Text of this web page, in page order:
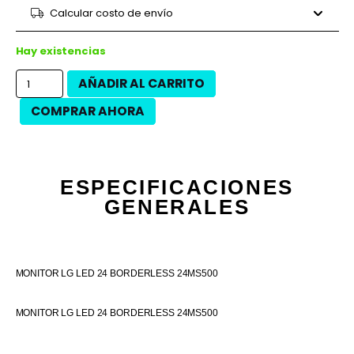
12 cuotas $388.600
9 cuotasCalcular costo de envío
Hay existencias
AÑADIR AL CARRITO
COMPRAR AHORA
ESPECIFICACIONES
GENERALES
MONITOR LG LED 24 BORDERLESS 24MS500
MONITOR LG LED 24 BORDERLESS 24MS500